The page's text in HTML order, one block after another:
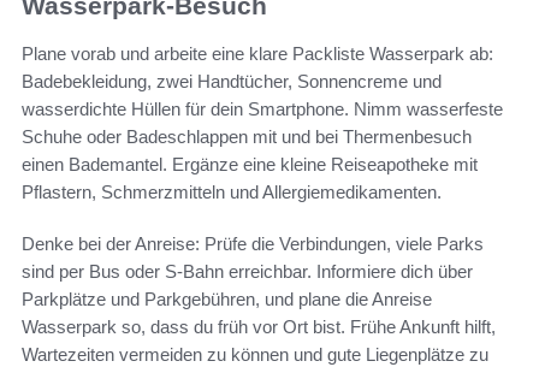
Plane vorab und arbeite eine klare Packliste Wasserpark ab:
Badebekleidung, zwei Handtücher, Sonnencreme und
wasserdichte Hüllen für dein Smartphone. Nimm wasserfeste
Schuhe oder Badeschlappen mit und bei Thermenbesuch
einen Bademantel. Ergänze eine kleine Reiseapotheke mit
Pflastern, Schmerzmitteln und Allergiemedikamenten.
Denke bei der Anreise: Prüfe die Verbindungen, viele Parks
sind per Bus oder S‑Bahn erreichbar. Informiere dich über
Parkplätze und Parkgebühren, und plane die Anreise
Wasserpark so, dass du früh vor Ort bist. Frühe Ankunft hilft,
Wartezeiten vermeiden zu können und gute Liegenplätze zu